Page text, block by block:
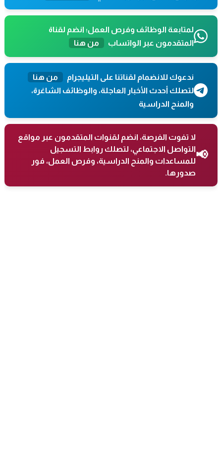
لمتابعة الوظائف وفرص العمل؛ انضم لقناة
المتقدمون عبر الواتساب
من هنا
ندعوك للانضمام لقناتنا على التيليجرام
من هنا
لتصلك أحدث الأخبار العاجلة، والوظائف الشاغرة،
والمنح الدراسية
📢
لا تفوت الفرصة، انضم لقنوات المتقدمون عبر مواقع
التواصل الاجتماعي، لتصلك روابط التسجيل
للمساعدات والمنح الدراسية، وفرص العمل، فور
صدورها.